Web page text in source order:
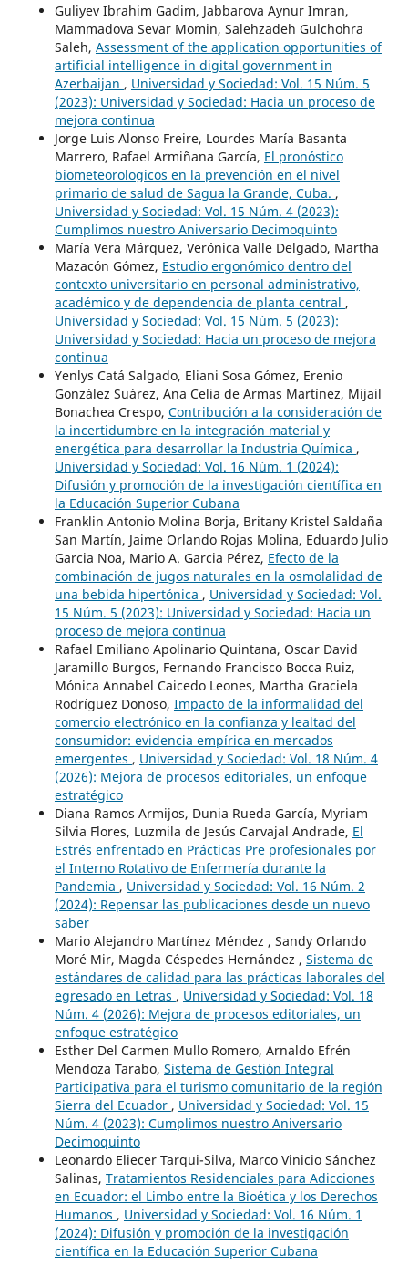
Guliyev Ibrahim Gadim, Jabbarova Aynur Imran,
Mammadova Sevar Momin, Salehzadeh Gulchohra
Saleh, Assessment of the application opportunities of
artificial intelligence in digital government in
Azerbaijan , Universidad y Sociedad: Vol. 15 Núm. 5
(2023): Universidad y Sociedad: Hacia un proceso de
mejora continua
Jorge Luis Alonso Freire, Lourdes María Basanta
Marrero, Rafael Armiñana García, El pronóstico
biometeorologicos en la prevención en el nivel
primario de salud de Sagua la Grande, Cuba. ,
Universidad y Sociedad: Vol. 15 Núm. 4 (2023):
Cumplimos nuestro Aniversario Decimoquinto
María Vera Márquez, Verónica Valle Delgado, Martha
Mazacón Gómez, Estudio ergonómico dentro del
contexto universitario en personal administrativo,
académico y de dependencia de planta central ,
Universidad y Sociedad: Vol. 15 Núm. 5 (2023):
Universidad y Sociedad: Hacia un proceso de mejora
continua
Yenlys Catá Salgado, Eliani Sosa Gómez, Erenio
González Suárez, Ana Celia de Armas Martínez, Mijail
Bonachea Crespo, Contribución a la consideración de
la incertidumbre en la integración material y
energética para desarrollar la Industria Química ,
Universidad y Sociedad: Vol. 16 Núm. 1 (2024):
Difusión y promoción de la investigación científica en
la Educación Superior Cubana
Franklin Antonio Molina Borja, Britany Kristel Saldaña
San Martín, Jaime Orlando Rojas Molina, Eduardo Julio
Garcia Noa, Mario A. Garcia Pérez, Efecto de la
combinación de jugos naturales en la osmolalidad de
una bebida hipertónica , Universidad y Sociedad: Vol.
15 Núm. 5 (2023): Universidad y Sociedad: Hacia un
proceso de mejora continua
Rafael Emiliano Apolinario Quintana, Oscar David
Jaramillo Burgos, Fernando Francisco Bocca Ruiz,
Mónica Annabel Caicedo Leones, Martha Graciela
Rodríguez Donoso, Impacto de la informalidad del
comercio electrónico en la confianza y lealtad del
consumidor: evidencia empírica en mercados
emergentes , Universidad y Sociedad: Vol. 18 Núm. 4
(2026): Mejora de procesos editoriales, un enfoque
estratégico
Diana Ramos Armijos, Dunia Rueda García, Myriam
Silvia Flores, Luzmila de Jesús Carvajal Andrade, El
Estrés enfrentado en Prácticas Pre profesionales por
el Interno Rotativo de Enfermería durante la
Pandemia , Universidad y Sociedad: Vol. 16 Núm. 2
(2024): Repensar las publicaciones desde un nuevo
saber
Mario Alejandro Martínez Méndez , Sandy Orlando
Moré Mir, Magda Céspedes Hernández , Sistema de
estándares de calidad para las prácticas laborales del
egresado en Letras , Universidad y Sociedad: Vol. 18
Núm. 4 (2026): Mejora de procesos editoriales, un
enfoque estratégico
Esther Del Carmen Mullo Romero, Arnaldo Efrén
Mendoza Tarabo, Sistema de Gestión Integral
Participativa para el turismo comunitario de la región
Sierra del Ecuador , Universidad y Sociedad: Vol. 15
Núm. 4 (2023): Cumplimos nuestro Aniversario
Decimoquinto
Leonardo Eliecer Tarqui-Silva, Marco Vinicio Sánchez
Salinas, Tratamientos Residenciales para Adicciones
en Ecuador: el Limbo entre la Bioética y los Derechos
Humanos , Universidad y Sociedad: Vol. 16 Núm. 1
(2024): Difusión y promoción de la investigación
científica en la Educación Superior Cubana